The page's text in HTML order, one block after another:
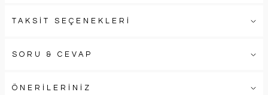
TAKSİT SEÇENEKLERİ
SORU & CEVAP
ÖNERİLERİNİZ